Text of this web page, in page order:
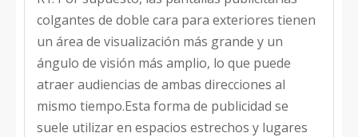
aire acondicionado
opcional)
Operación
Certificados Certificados
CCC, CE, RoHS, FCC
MTBF
MTBF 50000h
colgantes de doble cara para exteriores tienen
un área de visualización más grande y un
ángulo de visión más amplio, lo que puede
atraer audiencias de ambas direcciones al
mismo tiempo.Esta forma de publicidad se
suele utilizar en espacios estrechos y lugares